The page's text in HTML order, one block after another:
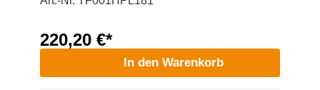
220,20 €*
In den Warenkorb